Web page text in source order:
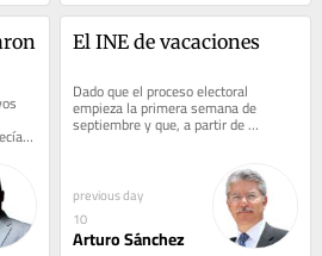
El INE de vacaciones
Dado que el proceso electoral
empieza la primera semana de
septiembre y que, a partir de
entonces todos los días y horas son
previous day
10
Arturo Sánchez